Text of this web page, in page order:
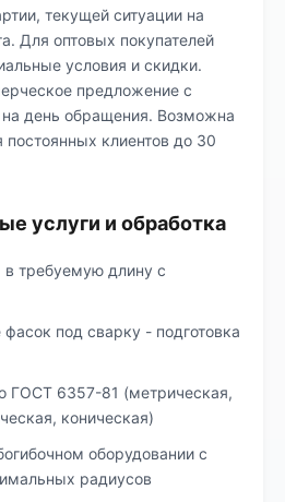
текущей ситуации на
Для оптовых покупателей
условия и скидки.
предложение с
день обращения. Возможна
постоянных клиентов до 30
услуги и обработка
в требуемую длину с
под сварку - подготовка
ГОСТ 6357-81 (метрическая,
коническая)
оборудовании с
радиусов